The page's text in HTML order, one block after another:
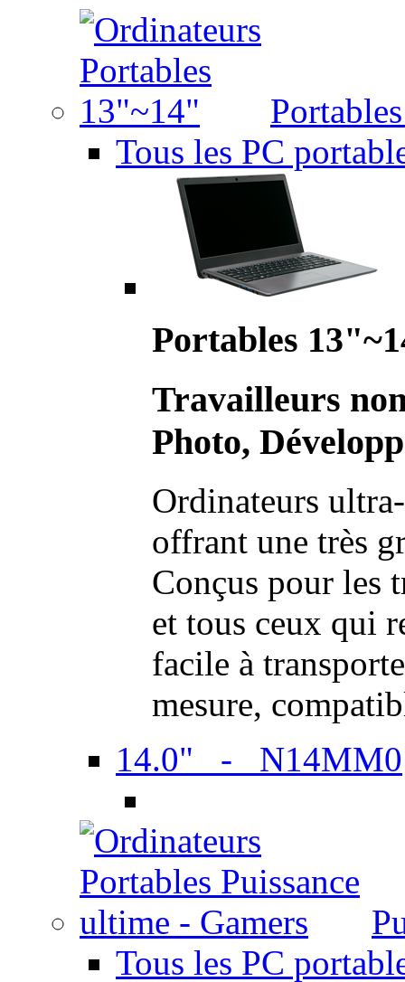
Tous les PC
Portables
Travailleurs
Photo,
Ordinateurs
offrant une très
Conçus pour les
et tous ceux qui
facile à
mesure,
14.0" - N14MM0
Tous les PC